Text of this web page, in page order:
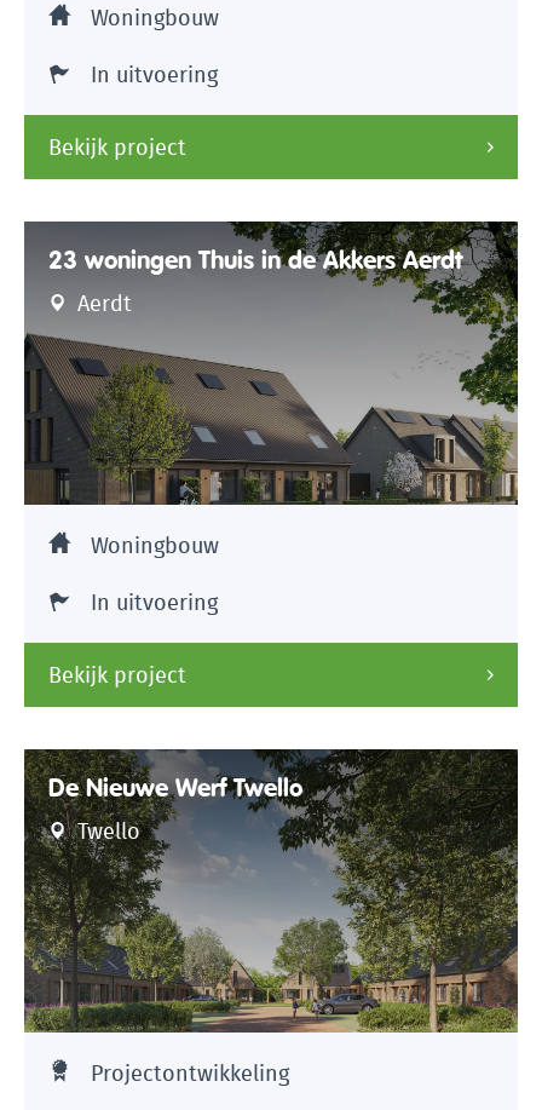
Woningbouw
In uitvoering
Bekijk project
23 woningen Thuis in de Akkers Aerdt
Aerdt
Woningbouw
In uitvoering
Bekijk project
De Nieuwe Werf Twello
Twello
Projectontwikkeling